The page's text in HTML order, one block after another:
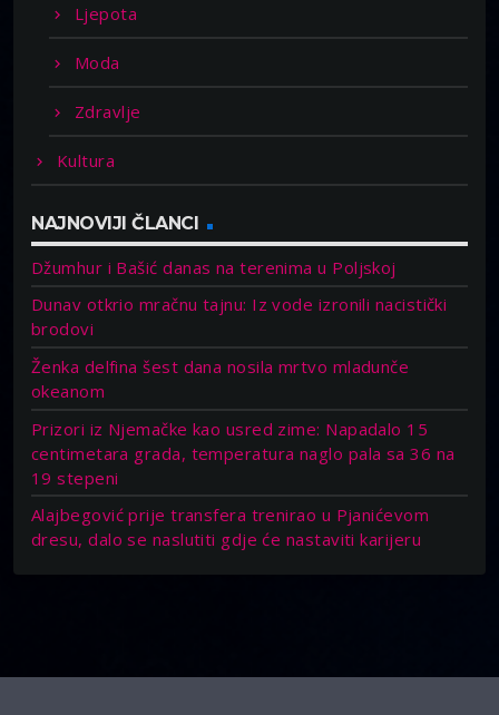
Ljepota
Moda
Zdravlje
Kultura
NAJNOVIJI ČLANCI
Džumhur i Bašić danas na terenima u Poljskoj
Dunav otkrio mračnu tajnu: Iz vode izronili nacistički
brodovi
Ženka delfina šest dana nosila mrtvo mladunče
okeanom
Prizori iz Njemačke kao usred zime: Napadalo 15
centimetara grada, temperatura naglo pala sa 36 na
19 stepeni
Alajbegović prije transfera trenirao u Pjanićevom
dresu, dalo se naslutiti gdje će nastaviti karijeru